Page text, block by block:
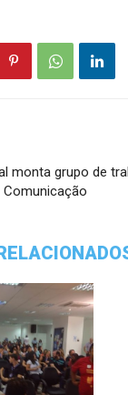
monta grupo de
Comunicação